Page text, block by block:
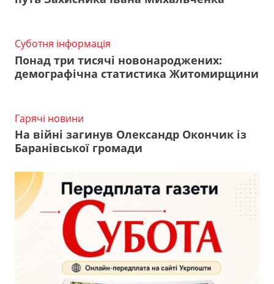
Суботня інформація
Понад три тисячі новонароджених:
демографічна статистика Житомирщини
Гарячі новини
На війні загинув Олександр Окончик із
Баранівської громади